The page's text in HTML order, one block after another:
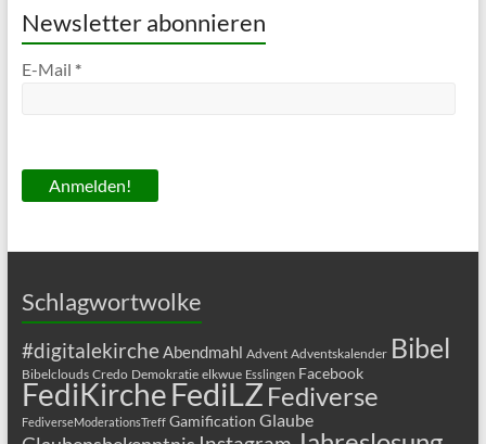
Newsletter abonnieren
E-Mail *
Schlagwortwolke
#digitalekircheAbendmahl Advent Adventskalender Bibel
Bibelclouds Credo Demokratie elkwue Esslingen Facebook
FediKircheFediLZ Fediverse
FediverseModerationsTreff Gamification Glaube